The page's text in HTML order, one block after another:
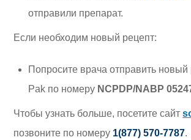
отправили препарат.
Если необходим новый рецепт:
Попросите врача отправить новый
Pak по номеру NCPDP/NABP
Чтобы узнать больше, посетите сайт
позвоните по номеру 1(877) 570-7787.